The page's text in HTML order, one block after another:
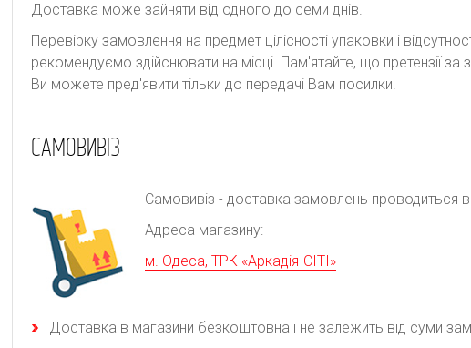
Доставка може зайняти від одного до семи днів.
Перевірку замовлення на предмет цілісності упаковки і
рекомендуємо здійснювати на місці. Пам'ятайте, що претензії
Ви можете пред'явити тільки до передачі Вам посилки.
САМОВИВІЗ
Самовивіз - доставка замовлень проводиться в
Адреса магазину:
м. Одеса, ТРК «Аркадія-СІТІ»
Доставка в магазини безкоштовна і не залежить від суми